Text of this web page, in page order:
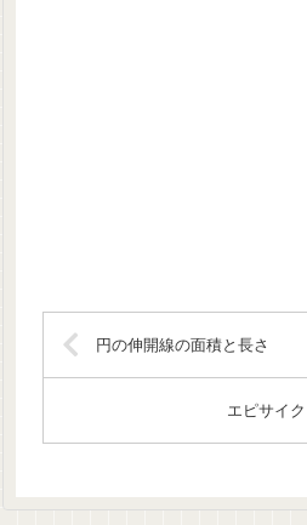
円の伸開線の面積と長さ
エピサイ